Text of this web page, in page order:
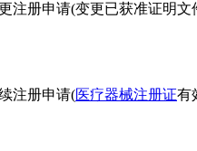
册申请(变更已获准证明文
注册申请(医疗器械注册证有